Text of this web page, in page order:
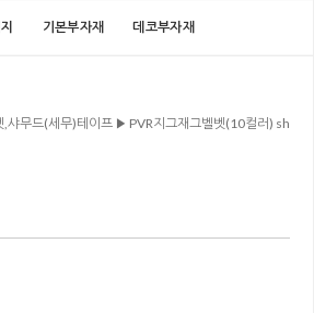
기본부자재 데코부자재
,샤무드(세무)테이프 ▶ PVR지그재그벨벳(10컬러) sh